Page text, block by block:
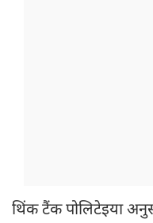
थिंक टैंक पोलिटेइया